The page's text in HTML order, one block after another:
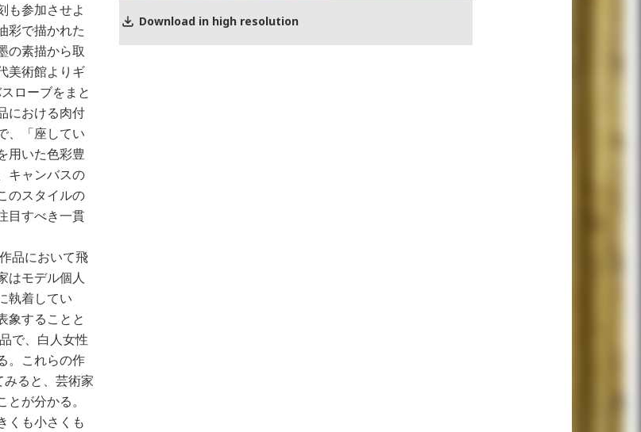
も参加させよ
彩で描かれた
の素描から取
美術館よりギ
ローブをまと
における肉付
、「座してい
用いた色彩豊
キャンバスの
のスタイルの
目すべき一貫
品において飛
はモデル個人
執着してい
象することと
で、白人女性
。これらの作
ると、芸術家
が分かる。
くも小さくも
Download in high resolution